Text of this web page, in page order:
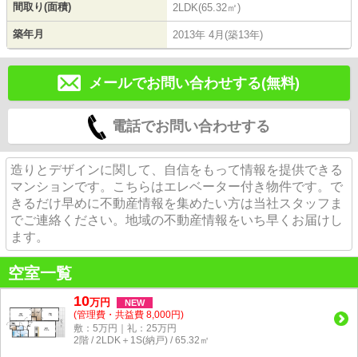
間取り(面積) 2LDK(65.32㎡)
築年月 2013年 4月(築13年)
メールでお問い合わせする(無料)
電話でお問い合わせする
造りとデザインに関して、自信をもって情報を提供できる
マンションです。こちらはエレベーター付き物件です。で
きるだけ早めに不動産情報を集めたい方は当社スタッフま
でご連絡ください。地域の不動産情報をいち早くお届けし
ます。
空室一覧
10万円 NEW
(管理費・共益費 8,000円)
敷：5万円｜礼：25万円
2階 / 2LDK＋1S(納戸) / 65.32㎡